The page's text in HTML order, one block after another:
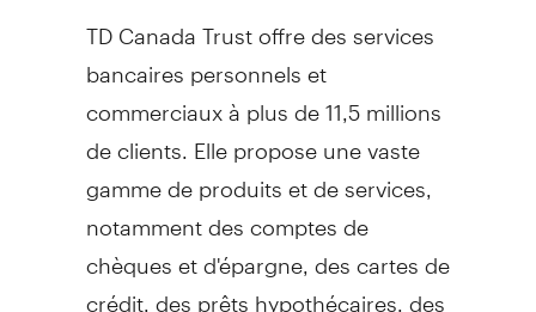
TD Canada Trust offre des services
bancaires personnels et
commerciaux à plus de 11,5 millions
de clients. Elle propose une vaste
gamme de produits et de services,
notamment des comptes de
chèques et d'épargne, des cartes de
crédit, des prêts hypothécaires, des